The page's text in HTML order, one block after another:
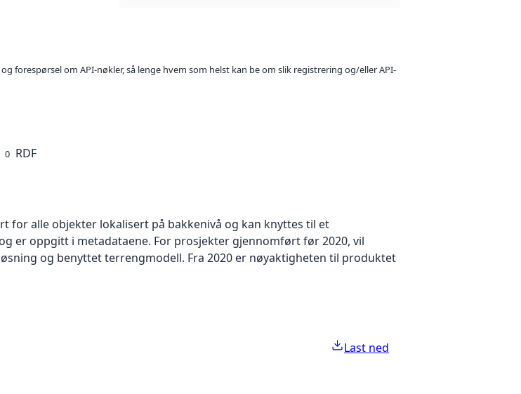
forespørsel om API-nøkler, så lenge hvem som helst kan be om slik registrering og/eller API-
0 RDF
for alle objekter lokalisert på bakkenivå og kan knyttes til et
er oppgitt i metadataene. For prosjekter gjennomført før 2020, vil
og benyttet terrengmodell. Fra 2020 er nøyaktigheten til produktet
Last ned